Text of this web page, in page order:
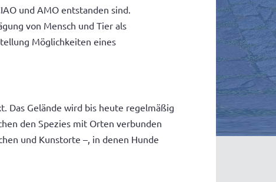
und AMO entstanden sind.
von Mensch und Tier als
Möglichkeiten eines
Das Gelände wird bis heute regelmäßig
den Spezies mit Orten verbunden
und Kunstorte –, in denen Hunde